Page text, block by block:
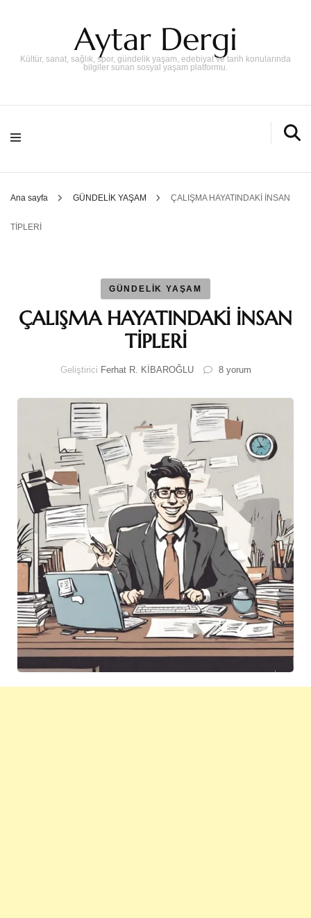
Aytar Dergi
Kültür, sanat, sağlık, spor, gündelik yaşam, edebiyat ve tarih konularında
bilgiler sunan sosyal yaşam platformu.
Ana sayfa GÜNDELİK YAŞAM ÇALIŞMA HAYATINDAKİ İNSAN
TİPLERİ
GÜNDELİK YAŞAM
ÇALIŞMA HAYATINDAKİ İNSAN
TİPLERİ
Geliştirici Ferhat R. KİBAROĞLU
ÇALIŞMA
İNSAN
TİPLERİ
için
8 yorum